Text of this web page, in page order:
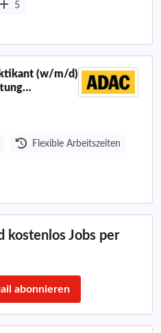
5
(w/m/d)
Flexible Arbeitszeiten
kostenlos Jobs per
abonnieren